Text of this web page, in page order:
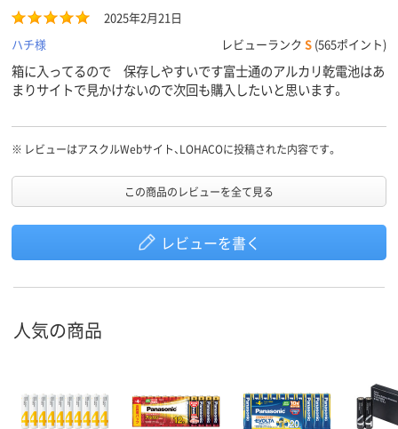
2025年2月21日
ハチ様
レビューランク S (565ポイント)
箱に入ってるので 保存しやすいです富士通のアルカリ乾電池はあ
まりサイトで見かけないので次回も購入したいと思います。
※ レビューはアスクルWebサイト、LOHACOに投稿された内容です。
この商品のレビューを全て見る
レビューを書く
人気の商品